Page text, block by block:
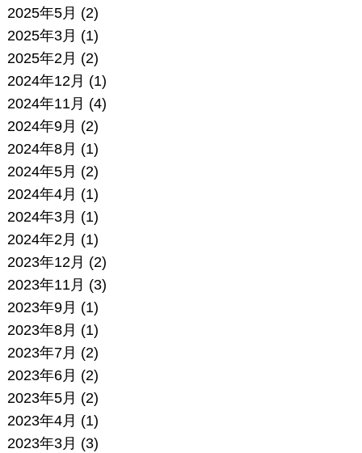
2025年5月 (2)
2025年3月 (1)
2025年2月 (2)
2024年12月 (1)
2024年11月 (4)
2024年9月 (2)
2024年8月 (1)
2024年5月 (2)
2024年4月 (1)
2024年3月 (1)
2024年2月 (1)
2023年12月 (2)
2023年11月 (3)
2023年9月 (1)
2023年8月 (1)
2023年7月 (2)
2023年6月 (2)
2023年5月 (2)
2023年4月 (1)
2023年3月 (3)